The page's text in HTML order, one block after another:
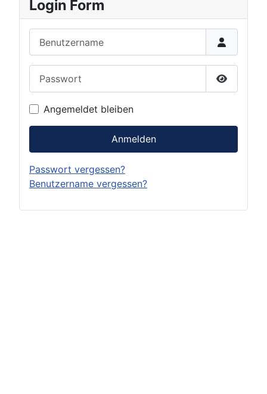
Login Form
Passwort
Angemeldet bleiben
Anmelden
Passwort vergessen?
Benutzername vergessen?